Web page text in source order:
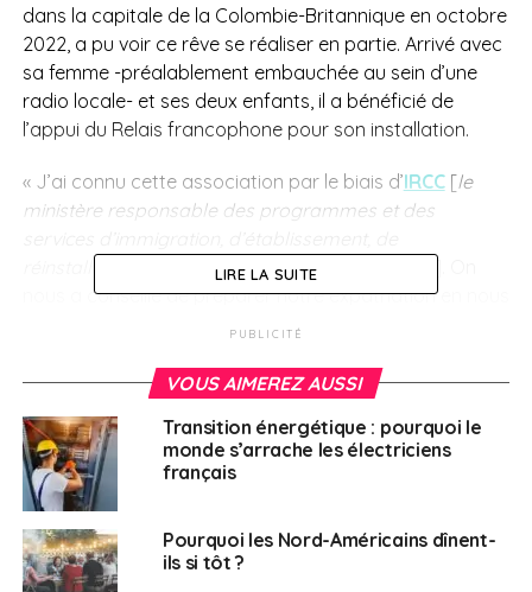
dans la capitale de la Colombie-Britannique en octobre
2022, a pu voir ce rêve se réaliser en partie. Arrivé avec
sa femme -préalablement embauchée au sein d’une
radio locale- et ses deux enfants, il a bénéficié de
l’appui du Relais francophone pour son installation.
« J’ai connu cette association par le biais d’IRCC[le
ministère responsable des programmes et des
réinstallation et de citoyenneté au Canada, ndlr
nous a conseillé de préparer notre expatriation en nous
inscrivant à des services pré-départ », explique cet
Bouches-du-Rhône.
Chercher un logement à
distance
Dans ce cadre, Simon est mis en relation avec une
membre du
LIRE LA SUITE
PUBLICITÉ
VOUS AIMEREZ AUSSI
Transition énergétique : pourquoi le
monde s’arrache les électriciens
français
Pourquoi les Nord-Américains dînent-
ils si tôt ?